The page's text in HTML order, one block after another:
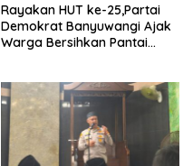
Rayakan HUT ke-25,Partai
Demokrat Banyuwangi Ajak
Warga Bersihkan Pantai